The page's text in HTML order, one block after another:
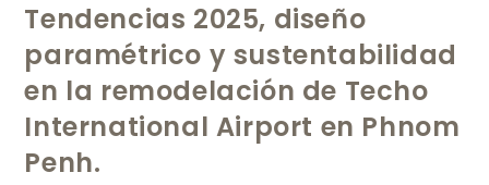
Tendencias 2025, diseño
paramétrico y sustentabilidad
en la remodelación de Techo
International Airport en Phnom
Penh.